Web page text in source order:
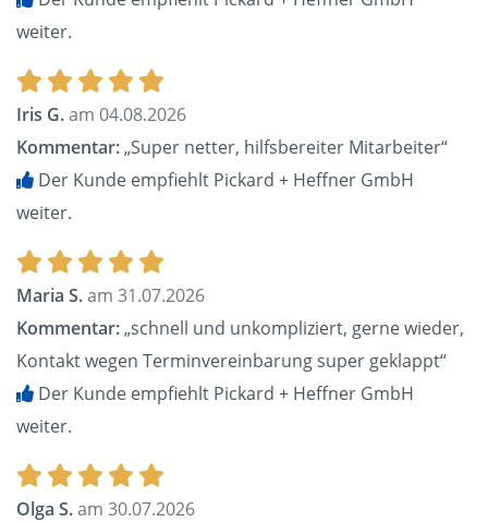
weiter.
Iris G.am 04.08.2026
Kommentar:„Super netter, hilfsbereiter Mitarbeiter“
Der Kunde empfiehlt Pickard + Heffner GmbH
weiter.
Maria S.am 31.07.2026
Kommentar:„schnell und unkompliziert, gerne wieder,
Kontakt wegen Terminvereinbarung super geklappt“
Der Kunde empfiehlt Pickard + Heffner GmbH
weiter.
Olga S.am 30.07.2026